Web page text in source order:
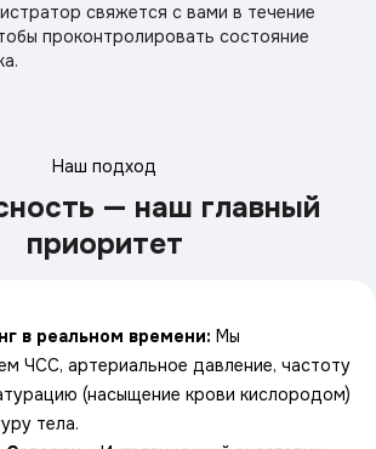
свяжется с вами в течение
проконтролировать состояние
Наш подход
— наш главный
приоритет
в реальном времени: Мы
ЧСС, артериальное давление, частоту
(насыщение крови кислородом)
тела.